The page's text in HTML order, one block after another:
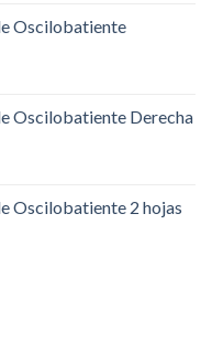
Oscilobatiente
Oscilobatiente Derecha
Oscilobatiente 2 hojas